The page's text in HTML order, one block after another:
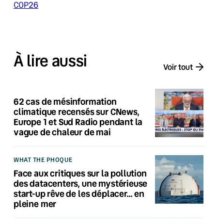
COP26
À lire aussi Voir tout
62 cas de mésinformation
climatique recensés sur CNews,
Europe 1 et Sud Radio pendant la
vague de chaleur de mai
WHAT THE PHOQUE
Face aux critiques sur la pollution
des datacenters, une mystérieuse
start-up rêve de les déplacer… en
pleine mer